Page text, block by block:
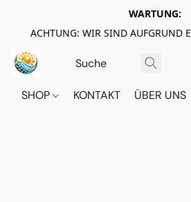
WARTUNG:
ACHTUNG: WIR SIND AUFGRUND
SHOP KONTAKT ÜBER UNS